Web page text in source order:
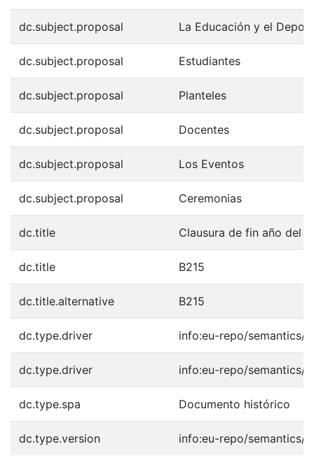
dc.subject.proposal La Educación y el
dc.subject.proposal Estudiantes
dc.subject.proposal Planteles
dc.subject.proposal Docentes
dc.subject.proposal Los Eventos
dc.subject.proposal Ceremonias
dc.title Clausura de fin año del
dc.title B215
dc.title.alternative B215
dc.type.driver info:eu-repo/semantics/
dc.type.driver info:eu-repo/semantics/
dc.type.spa Documento histórico
dc.type.version info:eu-repo/semantics/